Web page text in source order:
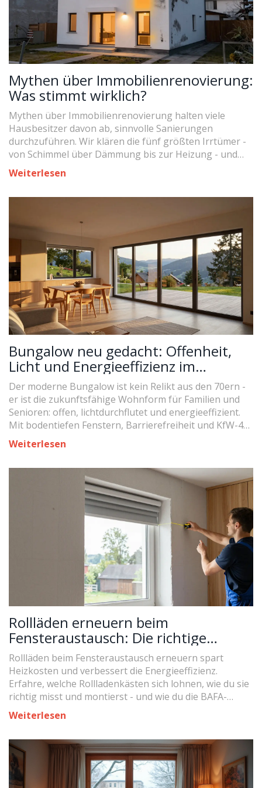
Mythen über Immobilienrenovierung:
Was stimmt wirklich?
Mythen über Immobilienrenovierung halten viele
Hausbesitzer davon ab, sinnvolle Sanierungen
durchzuführen. Wir klären die fünf größten Irrtümer -
von Schimmel über Dämmung bis zur Heizung - und
zeigen, was wirklich funktioniert und warum eine
gezielte Sanierung lohnt.
Weiterlesen
Bungalow neu gedacht: Offenheit,
Licht und Energieeffizienz im
modernen Wohnen
Der moderne Bungalow ist kein Relikt aus den 70ern -
er ist die zukunftsfähige Wohnform für Familien und
Senioren: offen, lichtdurchflutet und energieeffizient.
Mit bodentiefen Fenstern, Barrierefreiheit und KfW-40-
Standard wird er zur neuen Norm.
Weiterlesen
Rollläden erneuern beim
Fensteraustausch: Die richtige
Planung und Montage für
Energieeffizienz und Funktionalität
Rollläden beim Fensteraustausch erneuern spart
Heizkosten und verbessert die Energieeffizienz.
Erfahre, welche Rollladenkästen sich lohnen, wie du sie
richtig misst und montierst - und wie du die BAFA-
Förderung nutzt.
Weiterlesen